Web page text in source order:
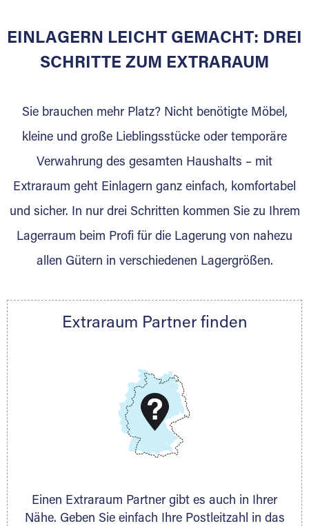
Sie bieten Kunden Lagerraum zur Miete, der
wurde? Werden Sie jetzt Extraraum Partner
und generieren Sie über das Portal neue
Lagerkunden und Vermietungen.
Ihre Vorteile als Extraraum Partner:
Marktgerechte Preise
Digitale Buchungsplattform
Gewinnung von Neukunden
Ihre Ansprechpartnerin:
thorsten.klemt@extraraum.de
DMG Aktiengesellschaft
Schieferstein 11A
EINLAGERN LEICHT GEMACHT: DREI
SCHRITTE ZUM EXTRARAUM
Sie brauchen mehr Platz? Nicht benötigte Möbel,
kleine und große Lieblingsstücke oder temporäre
Verwahrung des gesamten Haushalts – mit
Extraraum geht Einlagern ganz einfach, komfortabel
und sicher. In nur drei Schritten kommen Sie zu Ihrem
Lagerraum beim Profi für die Lagerung von nahezu
allen Gütern in verschiedenen Lagergrößen.
Extraraum Partner finden
Einen Extraraum Partner gibt es auch in Ihrer
Nähe. Geben Sie einfach Ihre Postleitzahl in das